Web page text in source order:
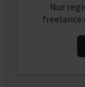
Nur